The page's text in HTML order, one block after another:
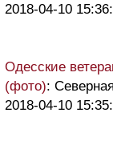
2018-04-10
Одесские
(фото):
2018-04-10